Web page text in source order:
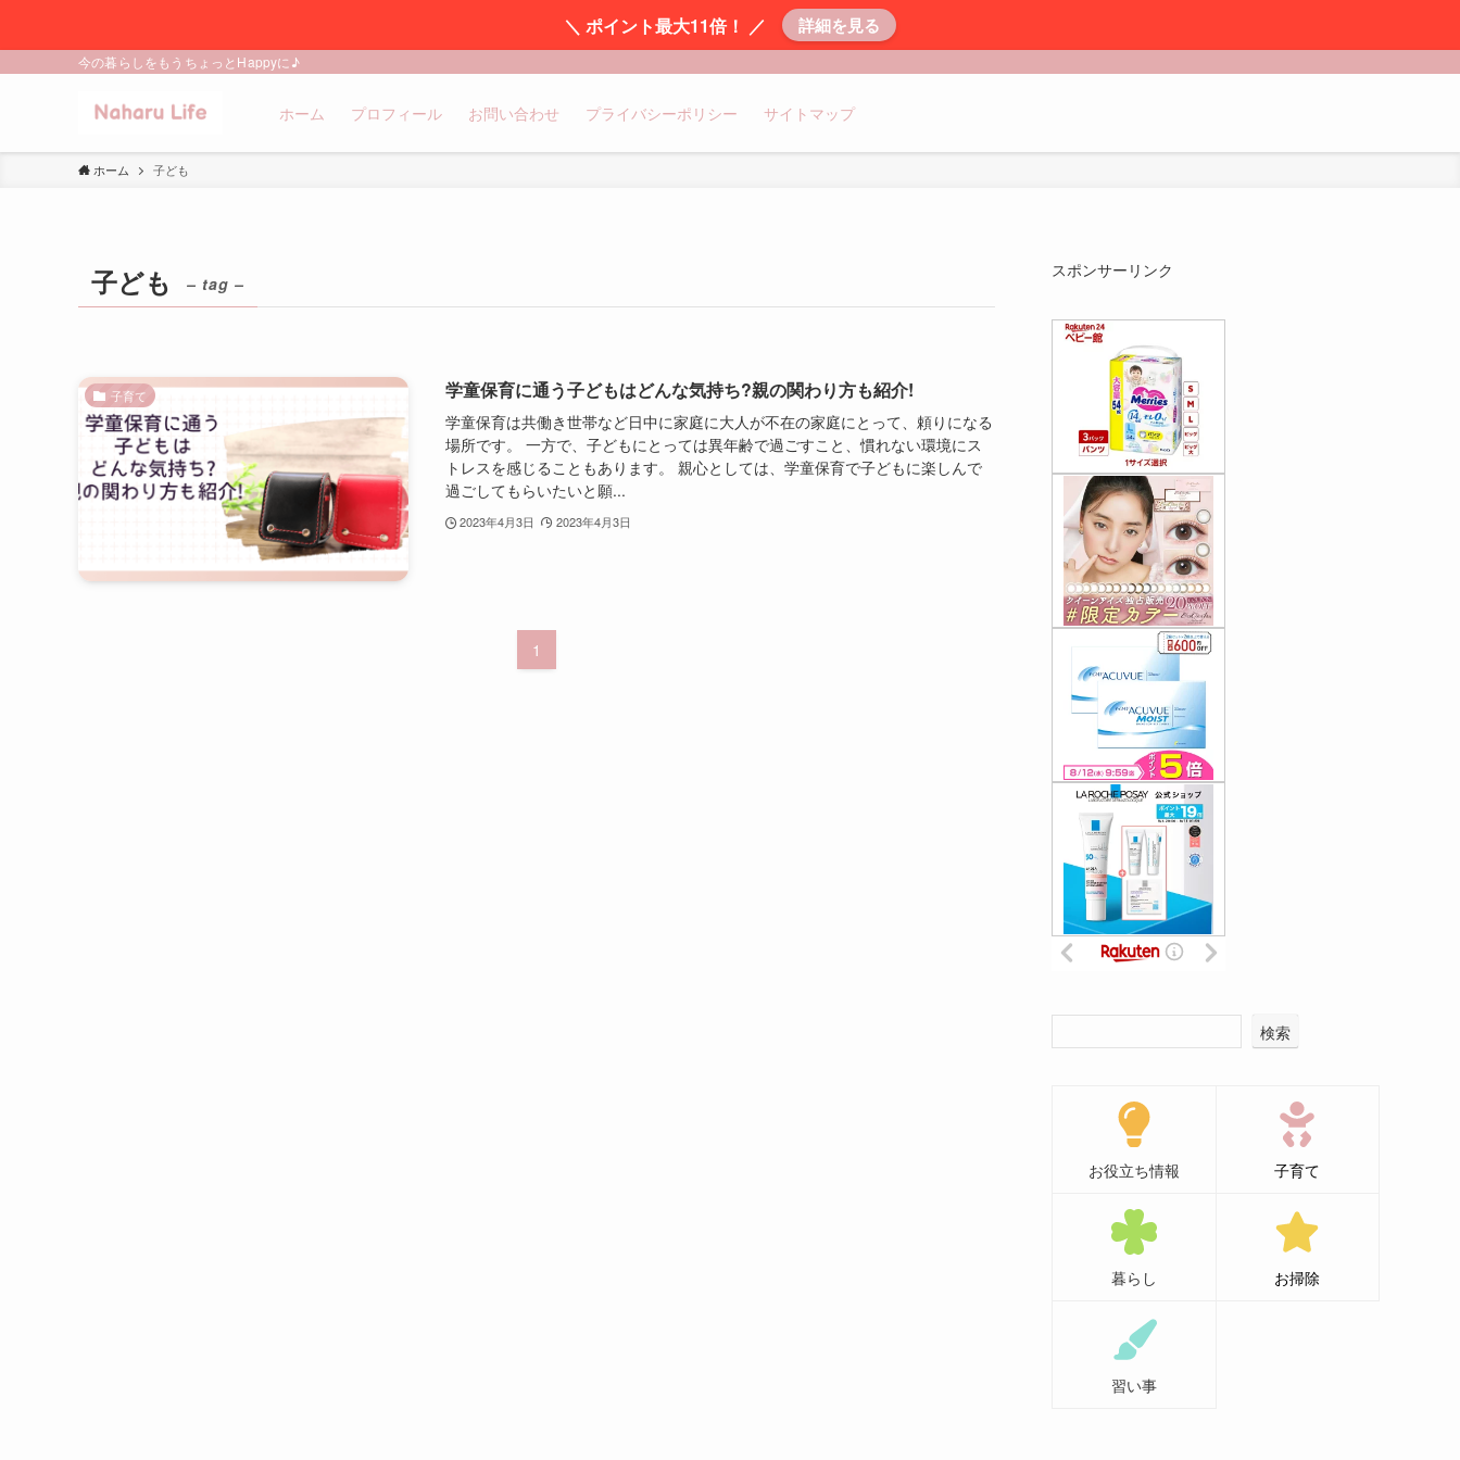
＼ ポイント最大11倍！ ／ 詳細を見る
今の暮らしをもうちょっとHappyに♪
ホーム プロフィール お問い合わせ プライバシーポリシー サイトマップ
ホーム 子ども
子ども – tag –
子育て 学童保育に通う子どもはどんな気持ち?親の関わり方も紹介!
学童保育は共働き世帯など日中に家庭に大人が不在の家庭にとって、頼りになる
場所です。 一方で、子どもにとっては異年齢で過ごすこと、慣れない環境にス
トレスを感じることもあります。 親心としては、学童保育で子どもに楽しんで
過ごしてもらいたいと願...
2023年4月3日 2023年4月3日
1
スポンサーリンク
検索
お役立ち情報 子育て
暮らし お掃除
習い事